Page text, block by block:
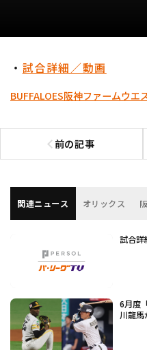
・ 試合詳細／動画
BUFFALOES阪神ファームウエ
前の記事
前の記事へ
関連ニュース オリックス
試合詳
6月度
川龍馬